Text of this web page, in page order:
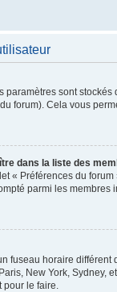
paramètres sont
forum). Cela vous
dans la liste des
« Préférences du forum
parmi les membres
fuseau horaire
New York, Sydney,
pour le faire.